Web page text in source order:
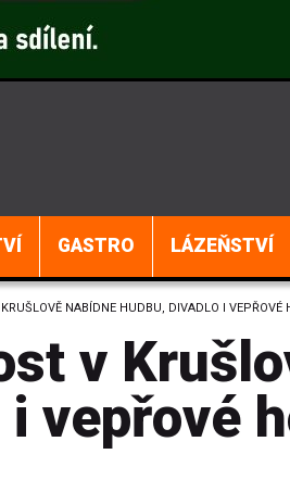
GASTRO LÁZEŇSTVÍ
NABÍDNE HUDBU, DIVADLO I VEPŘOVÉ
v
vepřové